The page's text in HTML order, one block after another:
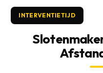
INTERVENTIETIJD